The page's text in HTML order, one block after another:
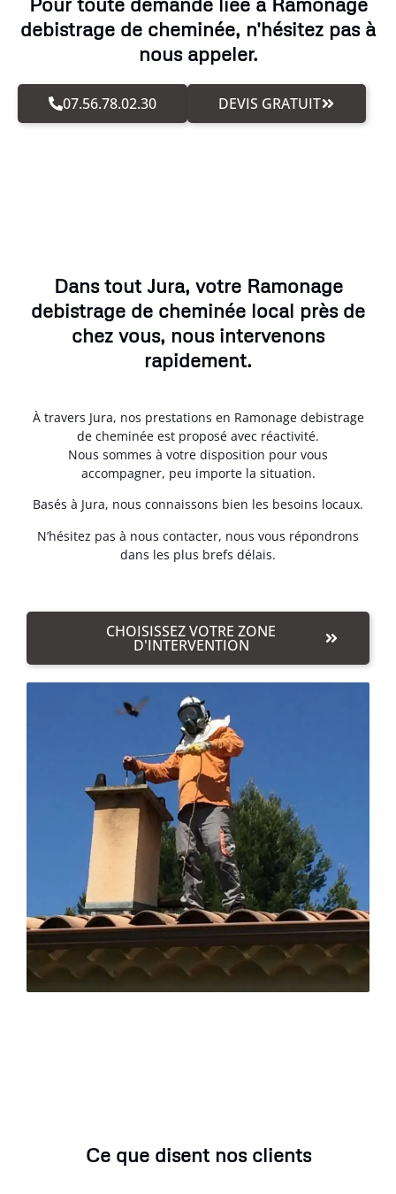
debistrage de cheminée, n'hésitez pas à
nous appeler.
07.56.78.02.30 DEVIS GRATUIT
Dans tout Jura, votre Ramonage
debistrage de cheminée local près de
chez vous, nous intervenons
rapidement.
À travers Jura, nos prestations en Ramonage debistrage
de cheminée est proposé avec réactivité.
Nous sommes à votre disposition pour vous
accompagner, peu importe la situation.
Basés à Jura, nous connaissons bien les besoins locaux.
N’hésitez pas à nous contacter, nous vous répondrons
dans les plus brefs délais.
CHOISISSEZ VOTRE ZONE
D'INTERVENTION
Ce que disent nos clients